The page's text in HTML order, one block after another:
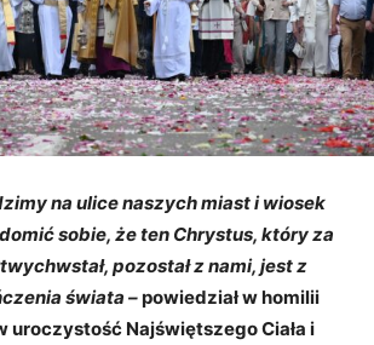
na ulice naszych miast i wiosek
sobie, że ten Chrystus, który za
pozostał z nami, jest z
świata –powiedział w homilii
uroczystość Najświętszego Ciała i